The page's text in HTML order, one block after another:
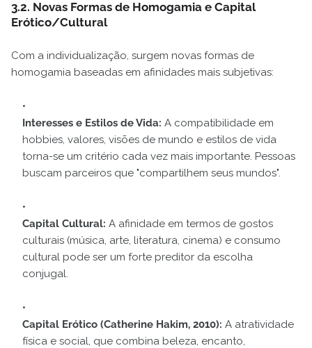
3.2. Novas Formas de Homogamia e Capital
Erótico/Cultural
Com a individualização, surgem novas formas de
homogamia baseadas em afinidades mais subjetivas:
Interesses e Estilos de Vida: A compatibilidade em
hobbies, valores, visões de mundo e estilos de vida
torna-se um critério cada vez mais importante. Pessoas
buscam parceiros que "compartilhem seus mundos".
Capital Cultural: A afinidade em termos de gostos
culturais (música, arte, literatura, cinema) e consumo
cultural pode ser um forte preditor da escolha
conjugal.
Capital Erótico (Catherine Hakim, 2010): A atratividade
física e social, que combina beleza, encanto,